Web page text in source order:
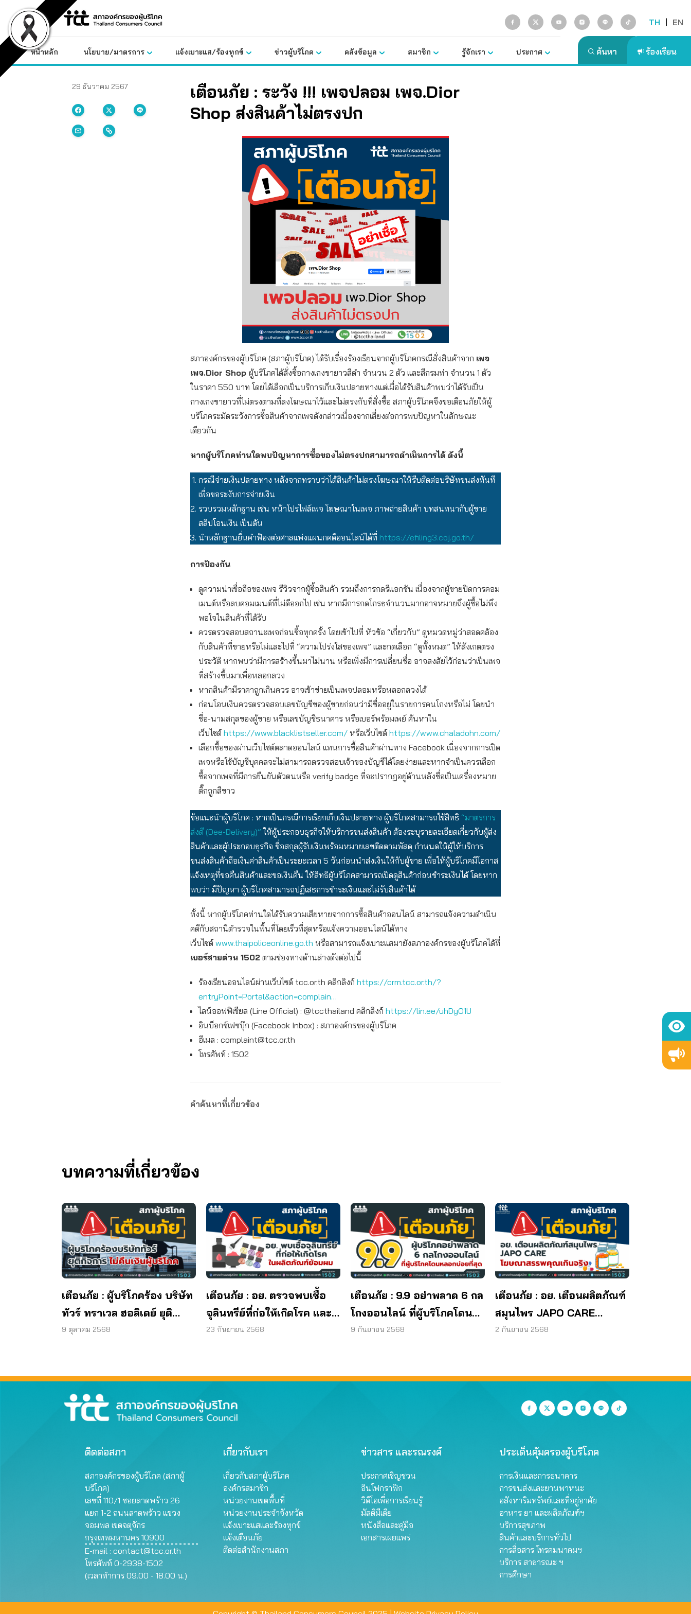
content
TH | EN
หน้าหลัก นโยบาย/มาตรการ แจ้งเบาะแส/ร้องทุกข์ ข่าวผู้บริโภค คลังข้อมูล สมาชิก รู้จักเรา ประกาศ
29 ธันวาคม 2567
เตือนภัย : ระวัง !!! เพจปลอม เพจ.Dior
Shop ส่งสินค้าไม่ตรงปก
สภาองค์กรของผู้บริโภค (สภาผู้บริโภค) ได้รับเรื่องร้องเรียนจากผู้บริโภคกรณีสั่งสินค้าจาก เพจ
เพจ.Dior Shop ผู้บริโภคได้สั่งซื้อกางเกงขายาวสีดำ จำนวน 2 ตัว และสีกรมท่า จำนวน 1 ตัว
ในราคา 550 บาท โดยได้เลือกเป็นบริการเก็บเงินปลายทางแต่เมื่อได้รับสินค้าพบว่าได้รับเป็น
กางเกงขายาวที่ไม่ตรงตามที่ลงโฆษณาไว้และไม่ตรงกับที่สั่งซื้อ สภาผู้บริโภคจึงขอเตือนภัยให้ผู้
บริโภคระมัดระวังการซื้อสินค้าจากเพจดังกล่าวเนื่องจากเสี่ยงต่อการพบปัญหาในลักษณะ
เดียวกัน
หากผู้บริโภคท่านใดพบปัญหาการซื้อของไม่ตรงปกสามารถดำเนินการได้ ดังนี้
กรณีจ่ายเงินปลายทาง หลังจากทราบว่าได้สินค้าไม่ตรงโฆษณาให้รีบติดต่อบริษัทขนส่งทันที
เพื่อขอระงับการจ่ายเงิน
รวบรวมหลักฐาน เช่น หน้าโปรไฟล์เพจ โฆษณาในเพจ ภาพถ่ายสินค้า บทสนทนากับผู้ขาย
สลิปโอนเงิน เป็นต้น
นำหลักฐานยื่นคำฟ้องต่อศาลแพ่งแผนกคดีออนไลน์ได้ที่ https://efiling3.coj.go.th/
การป้องกัน
ดูความน่าเชื่อถือของเพจ รีวิวจากผู้ซื้อสินค้า รวมถึงการกดรีแอกชัน เนื่องจากผู้ขายปิดการคอม
เมนต์หรือลบคอมเมนต์ที่ไม่ดีออกไป เช่น หากมีการกดโกรธจำนวนมากอาจหมายถึงผู้ซื้อไม่พึง
พอใจในสินค้าที่ได้รับ
ควรตรวจสอบสถานะเพจก่อนซื้อทุกครั้ง โดยเข้าไปที่ หัวข้อ “เกี่ยวกับ” ดูหมวดหมู่ว่าสอดคล้อง
กับสินค้าที่ขายหรือไม่และไปที่ “ความโปร่งใสของเพจ” และกดเลือก “ดูทั้งหมด” ให้สังเกตตรง
ประวัติ หากพบว่ามีการสร้างขึ้นมาไม่นาน หรือเพิ่งมีการเปลี่ยนชื่อ อาจสงสัยไว้ก่อนว่าเป็นเพจ
ที่สร้างขึ้นมาเพื่อหลอกลวง
หากสินค้ามีราคาถูกเกินควร อาจเข้าข่ายเป็นเพจปลอมหรือหลอกลวงได้
ก่อนโอนเงินควรตรวจสอบเลขบัญชีของผู้ขายก่อนว่ามีชื่ออยู่ในรายการคนโกงหรือไม่ โดยนำ
ชื่อ-นามสกุลของผู้ขาย หรือเลขบัญชีธนาคาร หรือเบอร์พร้อมเพย์ ค้นหาใน
เว็บไซต์ https://www.blacklistseller.com/ หรือเว็บไซต์ https://www.chaladohn.com/
เลือกซื้อของผ่านเว็บไซต์ตลาดออนไลน์ แทนการซื้อสินค้าผ่านทาง Facebook เนื่องจากการเปิด
เพจหรือใช้บัญชีบุคคลจะไม่สามารถตรวจสอบเจ้าของบัญชีได้โดยง่ายและหากจำเป็นควรเลือก
ซื้อจากเพจที่มีการยืนยันตัวตนหรือ verify badge ที่จะปรากฏอยู่ด้านหลังชื่อเป็นเครื่องหมาย
ติ๊กถูกสีขาว
ข้อแนะนำผู้บริโภค : หากเป็นกรณีการเรียกเก็บเงินปลายทาง ผู้บริโภคสามารถใช้สิทธิ “มาตรการ
ส่งดี (Dee-Delivery)”ให้ผู้ประกอบธุรกิจให้บริการขนส่งสินค้า ต้องระบุรายละเอียดเกี่ยวกับผู้ส่ง
สินค้าและผู้ประกอบธุรกิจ ชื่อสกุลผู้รับเงินพร้อมหมายเลขติดตามพัสดุ กำหนดให้ผู้ให้บริการ
ขนส่งสินค้าถือเงินค่าสินค้าเป็นระยะเวลา 5 วันก่อนนำส่งเงินให้กับผู้ขาย เพื่อให้ผู้บริโภคมีโอกาส
แจ้งเหตุที่ขอคืนสินค้าและขอเงินคืน ให้สิทธิผู้บริโภคสามารถเปิดดูสินค้าก่อนชำระเงินได้ โดยหาก
พบว่า มีปัญหา ผู้บริโภคสามารถปฏิเสธการชำระเงินและไม่รับสินค้าได้
ทั้งนี้ หากผู้บริโภคท่านใดได้รับความเสียหายจากการซื้อสินค้าออนไลน์ สามารถแจ้งความดำเนิน
คดีกับสถานีตำรวจในพื้นที่โดยเร็วที่สุดหรือแจ้งความออนไลน์ได้ทาง
เว็บไซต์ www.thaipoliceonline.go.th หรือสามารถแจ้งเบาะแสมายังสภาองค์กรของผู้บริโภคได้ที่
เบอร์สายด่วน 1502 ตามช่องทางด้านล่างดังต่อไปนี้
ร้องเรียนออนไลน์ผ่านเว็บไซต์ tcc.or.th คลิกลิงก์ https://crm.tcc.or.th/?
entryPoint=Portal&action=complain…
ไลน์ออฟฟิเชียล (Line Official) : @tccthailand คลิกลิงก์ https://lin.ee/uhDyO1U
อินบ็อกซ์เฟซบุ๊ก (Facebook Inbox) : สภาองค์กรของผู้บริโภค
อีเมล : complaint@tcc.or.th
โทรศัพท์ : 1502
คำค้นหาที่เกี่ยวข้อง
บทความที่เกี่ยวข้อง
เตือนภัย : ผู้บริโภคร้อง บริษัท
ทัวร์ ทราเวล ฮอลิเดย์ ยุติ
กิจการ ไม่คืนเงินผู้บริโภค
9 ตุลาคม 2568
เตือนภัย : อย. ตรวจพบเชื้อ
จุลินทรีย์ที่ก่อให้เกิดโรค และ
พบแบคทีเรีย ยีสต์ และรา เกิน
23 กันยายน 2568
เตือนภัย : 9.9 อย่าพลาด 6 กล
โกงออนไลน์ ที่ผู้บริโภคโดน
หลอกบ่อยที่สุด
9 กันยายน 2568
เตือนภัย : อย. เตือนผลิตภัณฑ์
สมุนไพร JAPO CARE
โฆษณาสรรพคุณเกินจริง
2 กันยายน 2568
ติดต่อสภา
สภาองค์กรของผู้บริโภค (สภาผู้
บริโภค)
เลขที่ 110/1 ซอยลาดพร้าว 26
แยก 1-2 ถนนลาดพร้าว แขวง
จอมพล เขตจตุจักร
กรุงเทพมหานคร 10900
E-mail : contact@tcc.or.th
โทรศัพท์ 0-2938-1502
(เวลาทำการ 09.00 - 18.00 น.)
เกี่ยวกับเรา
เกี่ยวกับสภาผู้บริโภค
องค์กรสมาชิก
หน่วยงานเขตพื้นที่
หน่วยงานประจำจังหวัด
แจ้งเบาะแสและร้องทุกข์
แจ้งเตือนภัย
ติดต่อสำนักงานสภา
ข่าวสาร และรณรงค์
ประกาศเชิญชวน
อินโฟกราฟิก
วิดีโอเพื่อการเรียนรู้
มัลติมีเดีย
หนังสือและคู่มือ
เอกสารเผยแพร่
ประเด็นคุ้มครองผู้บริโภค
การเงินและการธนาคาร
การขนส่งและยานพาหนะ
อสังหาริมทรัพย์และที่อยู่อาศัย
อาหาร ยา และผลิตภัณฑ์ฯ
บริการสุขภาพ
สินค้าและบริการทั่วไป
การสื่อสาร โทรคมนาคมฯ
บริการ สาธารณะ ฯ
การศึกษา